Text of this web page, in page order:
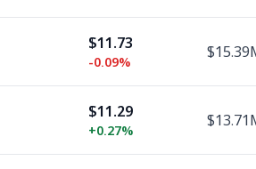
$11.73
-0.09%
$11.29
+0.27%